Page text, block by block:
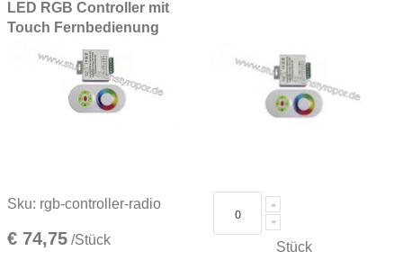
LED RGB Controller mit
Touch Fernbedienung
Sku: rgb-controller-radio
€ 74,75 /Stück Stück